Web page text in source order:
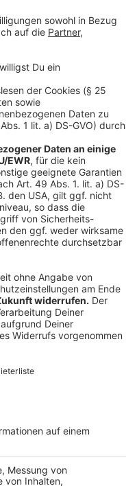
Sie der
um dieses
Consent
Straßenbauarbeiter
im Jahr 2050
durchaus für
2050 wirklich
Vieles wird
sind wir dann
Maschine